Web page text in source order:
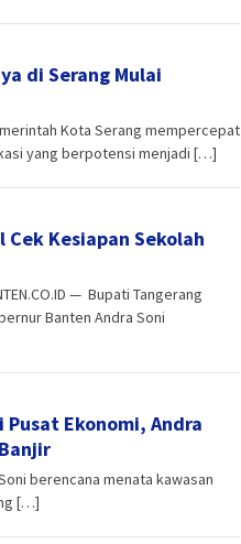
di Serang Mulai
Kota Serang mempercepat
yang berpotensi menjadi […]
Cek Kesiapan Sekolah
— Bupati Tangerang
Banten Andra Soni
Ekonomi, Andra
berencana menata kawasan
[…]